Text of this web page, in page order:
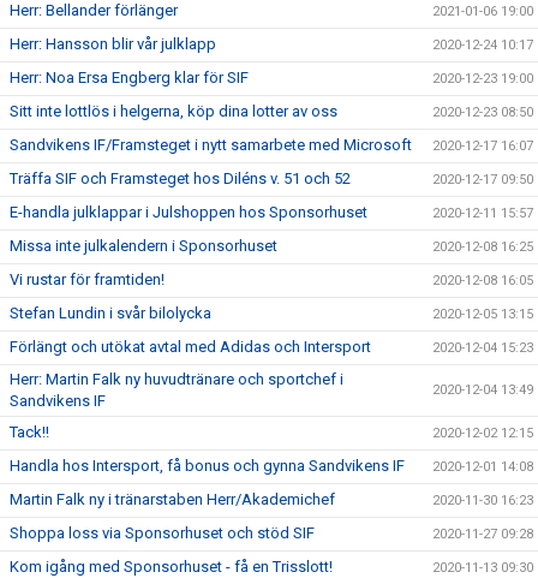
Herr: Bellander förlänger 2021-01-06 19:00
Herr: Hansson blir vår julklapp 2020-12-24 10:17
Herr: Noa Ersa Engberg klar för SIF 2020-12-23 19:00
Sitt inte lottlös i helgerna, köp dina lotter av oss 2020-12-23 08:50
Sandvikens IF/Framsteget i nytt samarbete med Microsoft 2020-12-17 16:07
Träffa SIF och Framsteget hos Diléns v. 51 och 52 2020-12-17 09:50
E-handla julklappar i Julshoppen hos Sponsorhuset 2020-12-11 15:57
Missa inte julkalendern i Sponsorhuset 2020-12-08 16:25
Vi rustar för framtiden! 2020-12-08 16:05
Stefan Lundin i svår bilolycka 2020-12-05 13:15
Förlängt och utökat avtal med Adidas och Intersport 2020-12-04 15:23
Herr: Martin Falk ny huvudtränare och sportchef i
Sandvikens IF
2020-12-04 13:49
Tack!! 2020-12-02 12:15
Handla hos Intersport, få bonus och gynna Sandvikens IF 2020-12-01 14:08
Martin Falk ny i tränarstaben Herr/Akademichef 2020-11-30 16:23
Shoppa loss via Sponsorhuset och stöd SIF 2020-11-27 09:28
Kom igång med Sponsorhuset - få en Trisslott! 2020-11-13 09:30